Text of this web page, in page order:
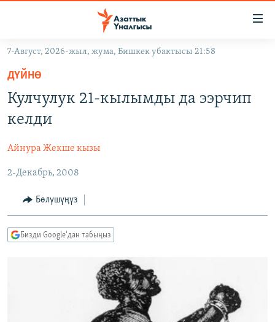
Навигацияга
өтүңүз
Издөөгө
салыңыз
ЖАҢЫЛЫКТАР
КЫРГЫЗСТАН
ЭКОНОМИКА
МАДАНИЯТ
ДҮЙНӨ
БОРБОР АЗИЯ
АТАЙЫН ИЛИКТӨӨ
ТВ ПРОГРАММАЛАР
БҮГҮН АЗАТТЫКТА
БИЗ ЖАНА ДҮЙНӨ
ПОДКАСТ
ӨЗГӨЧӨ ПИКИР
7-Август, 2026-жыл, жума, Бишкек убактысы 21:58
ДҮЙНӨ
Кулчулук 21-кылымды да ээрчип
келди
Айнура Жекше кызы
2-Декабрь, 2008
Бөлүшүңүз
Бизди Google'дан табыңыз